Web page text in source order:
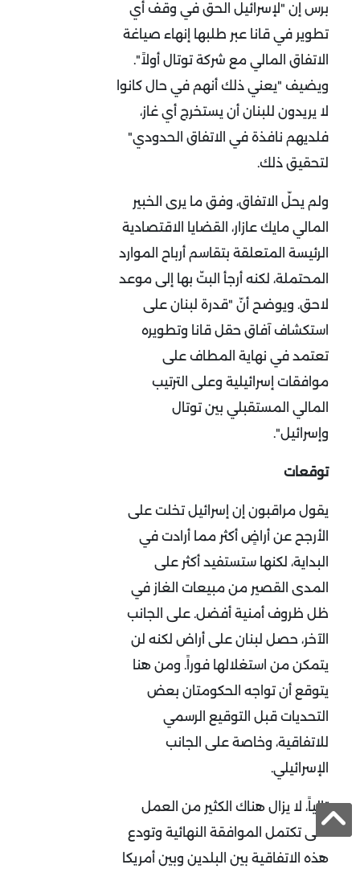
برس إن "لإسرائيل الحق في وقف أي
تطوير في قانا عبر طلبها إنهاء صياغة
الاتفاق المالي مع شركة توتال أولاً".
ويضيف "يعني ذلك أنهم في حال كانوا
لا يريدون للبنان أن يستخرج أي غاز،
فلديهم نافذة في الاتفاق الحدودي"
لتحقيق ذلك.
ولم يحلّ الاتفاق، وفق ما يرى الخبير
المالي مايك عازار، القضايا الاقتصادية
الرئيسة المتعلقة بتقاسم أرباح الموارد
المحتملة، لكنه أرجأ البتّ بها إلى موعد
لاحق. ويوضح أنّ "قدرة لبنان على
استكشاف آفاق حقل قانا وتطويره
تعتمد في نهاية المطاف على
موافقات إسرائيلية وعلى الترتيب
المالي المستقبلي بين توتال
وإسرائيل".
توقعات
يقول مراقبون إن إسرائيل تخلت على
الأرجح عن أراضٍ أكثر مما أرادت في
البداية، لكنها ستستفيد أكثر على
المدى القصير من مبيعات الغاز في
ظل ظروف أمنية أفضل. على الجانب
الآخر، حصل لبنان على أراض لكنه لن
يتمكن من استغلالها فوراً. ومن هنا
يتوقع أن تواجه الحكومتان بعض
التحديات قبل التوقيع الرسمي
للاتفاقية، وخاصة على الجانب
الإسرائيلي.
تالياً، لا يزال هناك الكثير من العمل
حتى تكتمل الموافقة النهائية وتودع
هذه الاتفاقية بين البلدين وبين أمريكا